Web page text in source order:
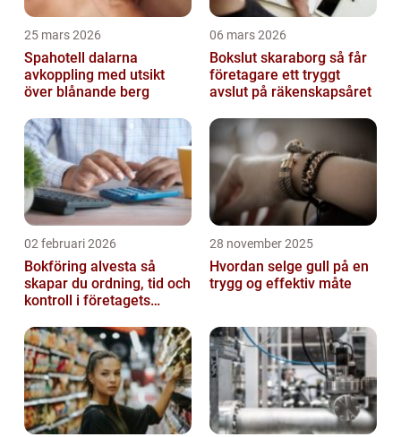
25 mars 2026
Spahotell dalarna
avkoppling med utsikt
över blånande berg
06 mars 2026
Bokslut skaraborg så får
företagare ett tryggt
avslut på räkenskapsåret
02 februari 2026
Bokföring alvesta så
skapar du ordning, tid och
kontroll i företagets
28 november 2025
Hvordan selge gull på en
trygg og effektiv måte